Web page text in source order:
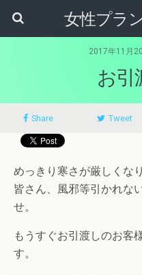
女性プラ
2017年11月
お引
Share Tweet
めっきり寒さが厳しくな
皆さん、風邪等引かれな
せ。
もうすぐお引渡しのお客
す。